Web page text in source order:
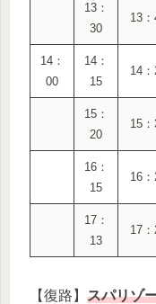
13：
30
13
14：
00
14：
15
14
15：
20
15
16：
15
16
17：
13
17
【復路】 スパリゾ